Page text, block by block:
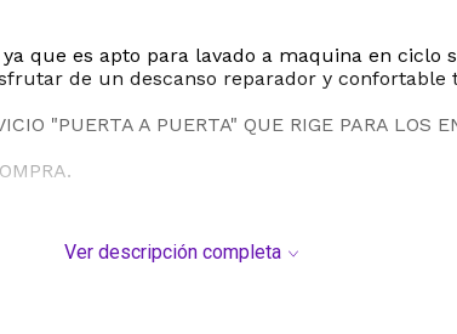
que es apto para lavado a maquina en ciclo
de un descanso reparador y confortable
"PUERTA A PUERTA" QUE RIGE PARA LOS
Ver descripción completa